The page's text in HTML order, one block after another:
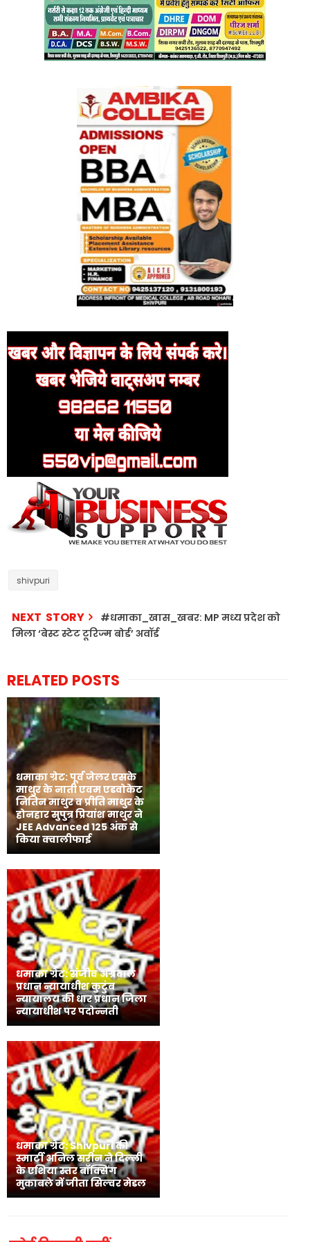
shivpuri
NEXT STORY
#धमाका_खास_खबर: MP मध्य प्रदेश को
मिला ‘बेस्ट स्टेट टूरिज्म बोर्ड’ अवॉर्ड
RELATED POSTS
धमाका ग्रेट: पूर्व जेलर एसके
माथुर के नाती एवम एडवोकेट
नितिन माथुर व प्रीति माथुर के
होनहार सुपुत्र प्रियांश माथुर ने
JEE Advanced 125 अंक से
किया क्वालीफाई
धमाका ग्रेट: संजीव अग्रवाल
प्रधान न्यायाधीश कुटुंब
न्यायालय की धार प्रधान जिला
न्यायाधीश पर पदोन्नती
धमाका ग्रेट: Shivpuri की
स्मार्टी अनिल सरीन ने दिल्ली
के एशिया स्तर बॉक्सिंग
मुकाबले में जीता सिल्वर मेडल